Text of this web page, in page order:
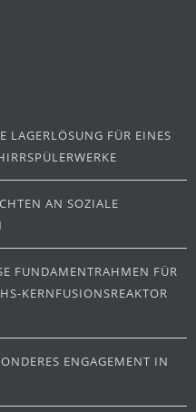
LAGERLÖSUNG FÜR EINES
AN SOZIALE
FUNDAMENTRAHMEN FÜR
KERNFUSIONSREAKTOR
ENGAGEMENT IN